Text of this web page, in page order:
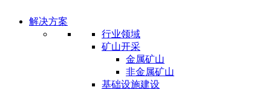
解决方案
行业领域
矿山开采
金属矿山
非金属矿山
基础设施建设